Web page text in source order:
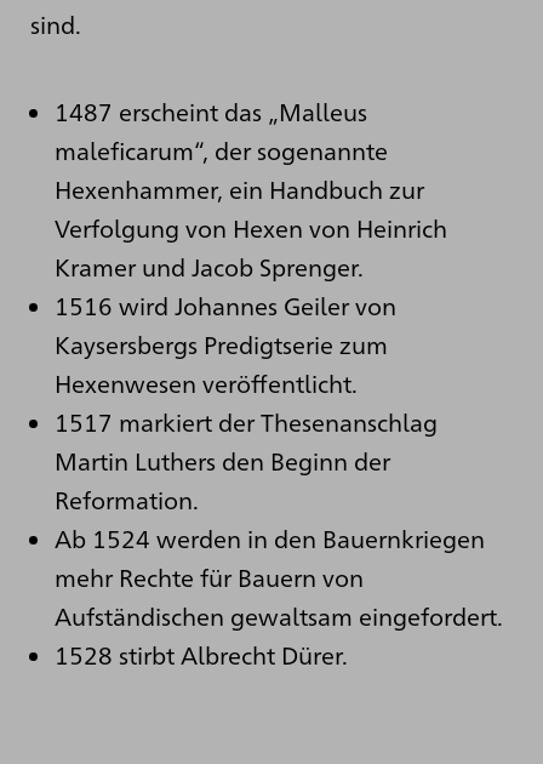
sind.
1487 erscheint das „Malleus
maleficarum“, der sogenannte
Hexenhammer, ein Handbuch zur
Verfolgung von Hexen von Heinrich
Kramer und Jacob Sprenger.
1516 wird Johannes Geiler von
Kaysersbergs Predigtserie zum
Hexenwesen veröffentlicht.
1517 markiert der Thesenanschlag
Martin Luthers den Beginn der
Reformation.
Ab 1524 werden in den Bauernkriegen
mehr Rechte für Bauern von
Aufständischen gewaltsam eingefordert.
1528 stirbt Albrecht Dürer.